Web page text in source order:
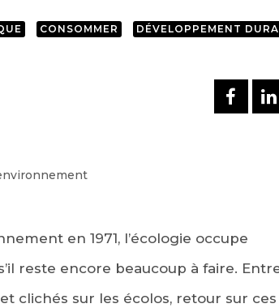
CONSOMMER
DÉVELOPPEMENT
en 1971, l’écologie occupe
reste encore beaucoup à faire.
clichés sur les écolos, retour sur